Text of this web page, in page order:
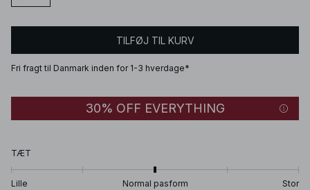
TILFØJ TIL KURV
Fri fragt til Danmark inden for 1-3 hverdage*
30% OFF EVERYTHING
TÆT
Lille Normal pasform Stor